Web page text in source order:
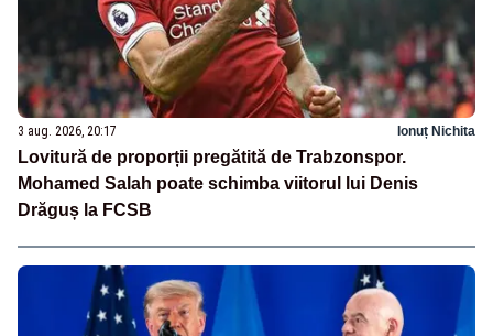
3 aug. 2026, 20:17 Ionuț Nichita
Lovitură de proporții pregătită de Trabzonspor.
Mohamed Salah poate schimba viitorul lui Denis
Drăguș la FCSB